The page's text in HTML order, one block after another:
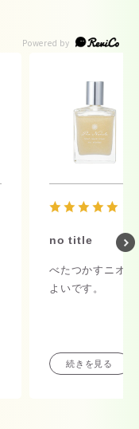
no title
べたつかすニオ
よいです。
続きを見る